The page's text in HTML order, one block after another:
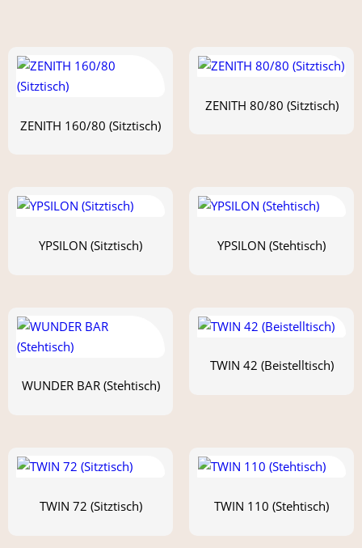
ZENITH 160/80 (Sitztisch)
ZENITH 80/80 (Sitztisch)
YPSILON (Sitztisch) YPSILON (Stehtisch)
WUNDER BAR (Stehtisch)
TWIN 42 (Beistelltisch)
TWIN 72 (Sitztisch) TWIN 110 (Stehtisch)